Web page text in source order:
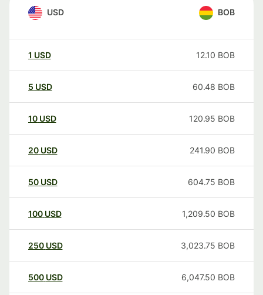
USD BOB
1 USD 12.10 BOB
5 USD 60.48 BOB
10 USD 120.95 BOB
20 USD 241.90 BOB
50 USD 604.75 BOB
100 USD 1,209.50 BOB
250 USD 3,023.75 BOB
500 USD 6,047.50 BOB